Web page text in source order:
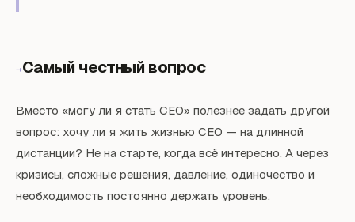
→Самый честный вопрос
Вместо «могу ли я стать CEO» полезнее задать другой
вопрос: хочу ли я жить жизнью CEO — на длинной
дистанции? Не на старте, когда всё интересно. А через
кризисы, сложные решения, давление, одиночество и
необходимость постоянно держать уровень.